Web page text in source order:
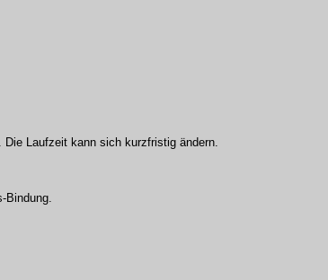
Laufzeit kann sich kurzfristig ändern.
Bindung.